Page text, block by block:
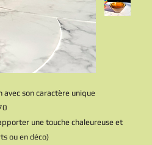
avec son caractère unique
une touche chaleureuse et
ou en déco)